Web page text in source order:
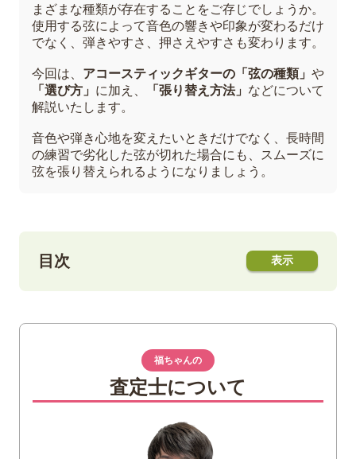
まざまな種類が存在することをご存じでしょうか。
使用する弦によって音色の響きや印象が変わるだけ
でなく、弾きやすさ、押さえやすさも変わります。
今回は、 アコースティックギターの「弦の種類」 や
「選び方」 に加え、 「張り替え方法」 などについて
解説いたします。
音色や弾き心地を変えたいときだけでなく、長時間
の練習で劣化した弦が切れた場合にも、スムーズに
弦を張り替えられるようになりましょう。
目次
値段
アコースティックギターの弦の張り替え方
1. 古い弦を取り外す
福ちゃんの
査定士について